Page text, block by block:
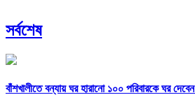
সর্বশেষ
বাঁশখালীতে বন্যায় ঘর হারানো ১০০ পরিবারকে ঘর দেবেন